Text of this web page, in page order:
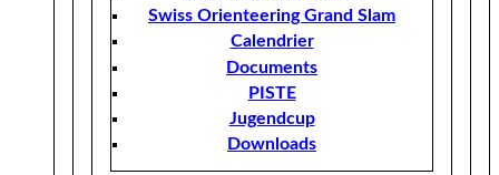
Swiss Orienteering Grand Slam
Calendrier
Documents
PISTE
Jugendcup
Downloads